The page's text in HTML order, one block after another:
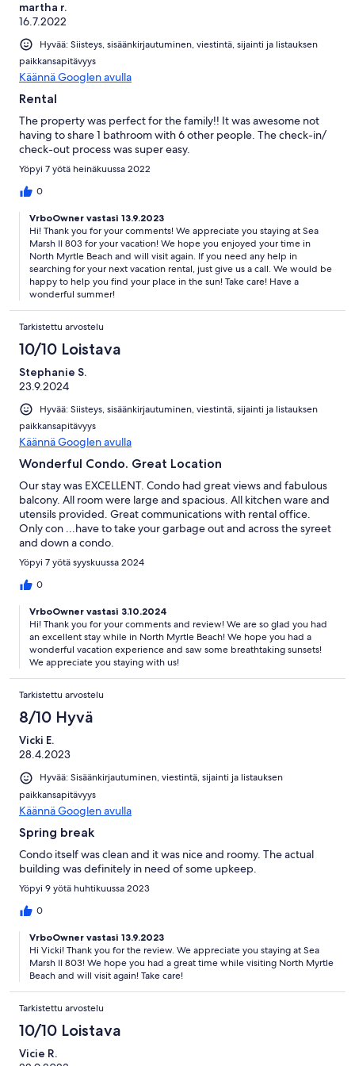
martha r.
16.7.2022
Hyvää: Siisteys, sisäänkirjautuminen, viestintä, sijainti ja listauksen
paikkansapitävyys
Käännä Googlen avulla
Rental
The property was perfect for the family!! It was awesome not
having to share 1 bathroom with 6 other people. The check-in/
check-out process was super easy.
Yöpyi 7 yötä heinäkuussa 2022
0
VrboOwner vastasi 13.9.2023
Hi! Thank you for your comments! We appreciate you staying at Sea
Marsh II 803 for your vacation! We hope you enjoyed your time in
North Myrtle Beach and will visit again. If you need any help in
searching for your next vacation rental, just give us a call. We would be
happy to help you find your place in the sun! Take care! Have a
wonderful summer!
Tarkistettu arvostelu
10/10 Loistava
Stephanie S.
23.9.2024
Hyvää: Siisteys, sisäänkirjautuminen, viestintä, sijainti ja listauksen
paikkansapitävyys
Käännä Googlen avulla
Wonderful Condo. Great Location
Our stay was EXCELLENT. Condo had great views and fabulous
balcony. All room were large and spacious. All kitchen ware and
utensils provided. Great communications with rental office.
Only con ...have to take your garbage out and across the syreet
and down a condo.
Yöpyi 7 yötä syyskuussa 2024
0
VrboOwner vastasi 3.10.2024
Hi! Thank you for your comments and review! We are so glad you had
an excellent stay while in North Myrtle Beach! We hope you had a
wonderful vacation experience and saw some breathtaking sunsets!
We appreciate you staying with us!
Tarkistettu arvostelu
8/10 Hyvä
Vicki E.
28.4.2023
Hyvää: Sisäänkirjautuminen, viestintä, sijainti ja listauksen
paikkansapitävyys
Käännä Googlen avulla
Spring break
Condo itself was clean and it was nice and roomy. The actual
building was definitely in need of some upkeep.
Yöpyi 9 yötä huhtikuussa 2023
0
VrboOwner vastasi 13.9.2023
Hi Vicki! Thank you for the review. We appreciate you staying at Sea
Marsh II 803! We hope you had a great time while visiting North Myrtle
Beach and will visit again! Take care!
Tarkistettu arvostelu
10/10 Loistava
Vicie R.